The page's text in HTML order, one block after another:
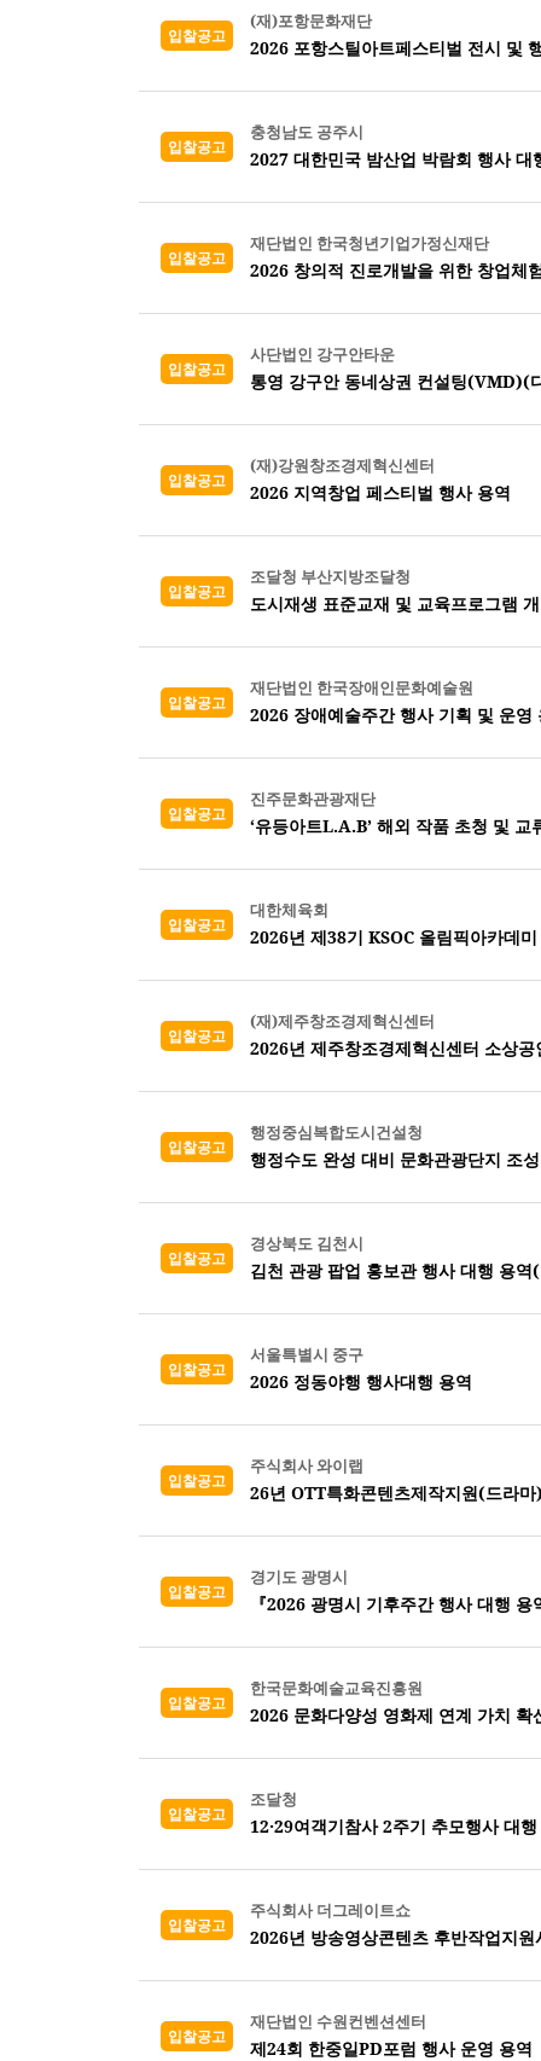
입찰공고
(재)포항문화재단
2026 포항스틸아트페스티벌 전시 및
입찰공고
충청남도 공주시
2027 대한민국 밤산업 박람회 행사 대
입찰공고
재단법인 한국청년기업가정신재단
2026 창의적 진로개발을 위한 창업체
입찰공고
사단법인 강구안타운
통영 강구안 동네상권 컨설팅(VMD)(
입찰공고
(재)강원창조경제혁신센터
2026 지역창업 페스티벌 행사 용역
입찰공고
조달청 부산지방조달청
도시재생 표준교재 및 교육프로그램
입찰공고
재단법인 한국장애인문화예술원
2026 장애예술주간 행사 기획 및 운영
입찰공고
진주문화관광재단
‘유등아트L.A.B’ 해외 작품 초청 및 교
입찰공고
대한체육회
2026년 제38기 KSOC 올림픽아카데
입찰공고
(재)제주창조경제혁신센터
2026년 제주창조경제혁신센터 소상
입찰공고
행정중심복합도시건설청
행정수도 완성 대비 문화관광단지 조
입찰공고
경상북도 김천시
김천 관광 팝업 홍보관 행사 대행 용
입찰공고
서울특별시 중구
2026 정동야행 행사대행 용역
입찰공고
주식회사 와이랩
26년 OTT특화콘텐츠제작지원(드라
입찰공고
경기도 광명시
『2026 광명시 기후주간 행사 대행
입찰공고
한국문화예술교육진흥원
2026 문화다양성 영화제 연계 가치 확
입찰공고
조달청
12·29여객기참사 2주기 추모행사 대
입찰공고
주식회사 더그레이트쇼
2026년 방송영상콘텐츠 후반작업지
입찰공고
재단법인 수원컨벤션센터
제24회 한중일PD포럼 행사 운영 용역